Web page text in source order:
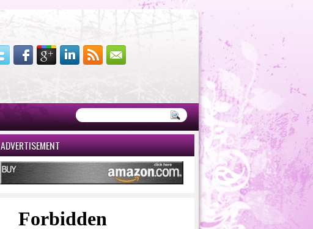
ADVERTISEMENT